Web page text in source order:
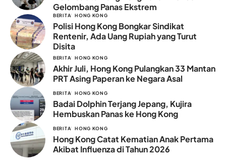
Gelombang Panas Ekstrem
BERITA HONG KONG
Polisi Hong Kong Bongkar Sindikat
Rentenir, Ada Uang Rupiah yang Turut
Disita
BERITA HONG KONG
Akhir Juli, Hong Kong Pulangkan 33 Mantan
PRT Asing Paperan ke Negara Asal
BERITA HONG KONG
Badai Dolphin Terjang Jepang, Kujira
Hembuskan Panas ke Hong Kong
BERITA HONG KONG
Hong Kong Catat Kematian Anak Pertama
Akibat Influenza di Tahun 2026